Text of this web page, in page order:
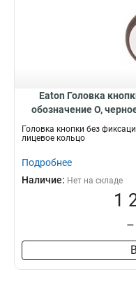
Eaton Головка
обозначение O,
Головка кнопки без
лицевое кольцо
Подробнее
Наличие: Нет на складе
1
–